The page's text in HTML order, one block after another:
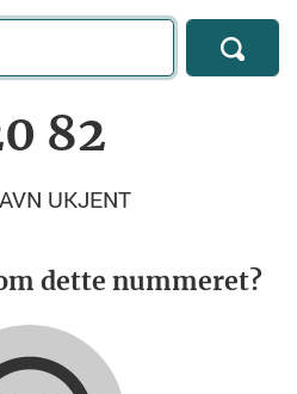
82
UKJENT
dette nummeret?